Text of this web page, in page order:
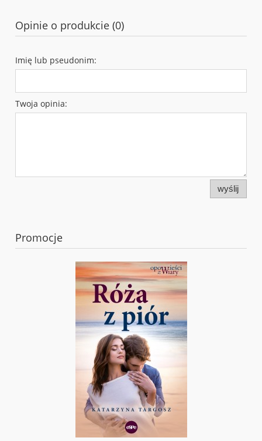
Opinie o produkcie (0)
Imię lub pseudonim:
Twoja opinia:
wyślij
Promocje